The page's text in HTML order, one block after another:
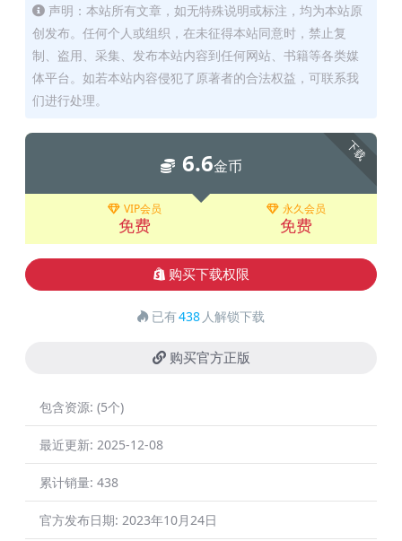
声明：本站所有文章，如无特殊说明或标注，均为本站原
创发布。任何个人或组织，在未征得本站同意时，禁止复
制、盗用、采集、发布本站内容到任何网站、书籍等各类媒
体平台。如若本站内容侵犯了原著者的合法权益，可联系我
们进行处理。
下载
6.6金币
VIP会员
免费
永久会员
免费
购买下载权限
已有438 人解锁下载
购买官方正版
包含资源: (5个)
最近更新: 2025-12-08
累计销量: 438
官方发布日期: 2023年10月24日